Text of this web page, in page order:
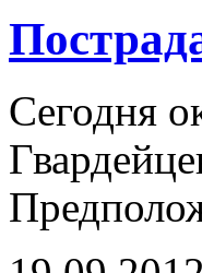
Сегодня